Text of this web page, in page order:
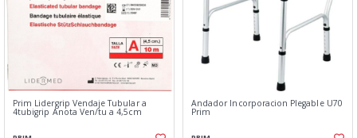
Prim Lidergrip Vendaje Tubular a
4tubigrip Anota Ven/tu a 4,5cm
Andador Incorporacion Plegable U70
Prim